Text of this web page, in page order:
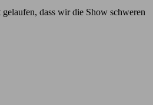
dass wir die Show schweren